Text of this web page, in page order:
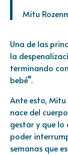
Mitu
Una de las
la
terminando
bebé”.
Ante esto, Mitu
nace del
gestar y que lo
poder
semanas que